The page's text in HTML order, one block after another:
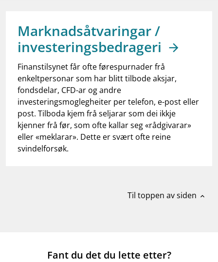
dashboardInformasjon for investorer
notifications_noneAbonner på nyhetsvarsel
Marknadsåtvaringar /
investeringsbedrageri
Finanstilsynet får ofte førespurnader frå
enkeltpersonar som har blitt tilbode aksjar,
fondsdelar, CFD-ar og andre
investeringsmoglegheiter per telefon, e-post eller
post. Tilboda kjem frå seljarar som dei ikkje
kjenner frå før, som ofte kallar seg «rådgivarar»
eller «meklarar». Dette er svært ofte reine
svindelforsøk.
Til toppen av siden expand_less
Fant du det du lette etter?